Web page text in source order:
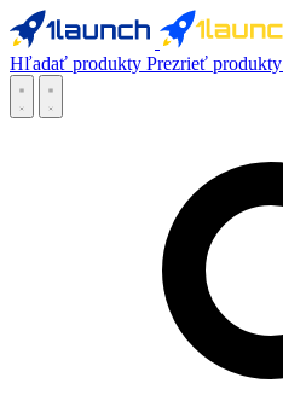
Hľadať produkty Prezrieť produkty